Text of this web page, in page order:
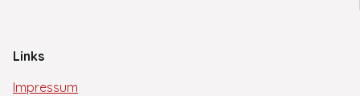
Links
Impressum